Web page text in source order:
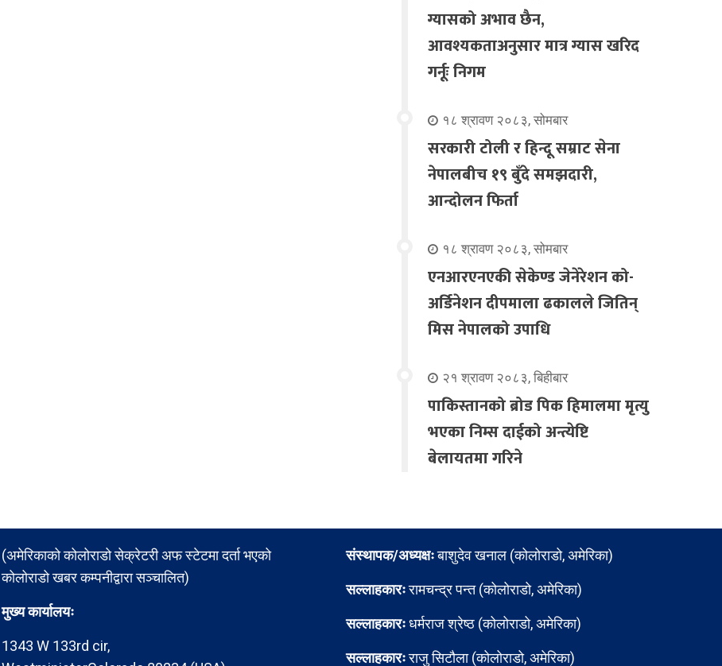
ग्यासको अभाव छैन,
आवश्यकताअनुसार मात्र ग्यास खरिद
गर्नूः निगम
१८ श्रावण २०८३, सोमबार
सरकारी टोली र हिन्दू सम्राट सेना
नेपालबीच १९ बुँदे समझदारी,
आन्दोलन फिर्ता
१८ श्रावण २०८३, सोमबार
एनआरएनएकी सेकेण्ड जेनेरेशन को-
अर्डिनेशन दीपमाला ढकालले जितिन्
मिस नेपालको उपाधि
२१ श्रावण २०८३, बिहीबार
पाकिस्तानको ब्रोड पिक हिमालमा मृत्यु
भएका निम्स दाईको अन्त्येष्टि
बेलायतमा गरिने
(अमेरिकाको कोलोराडो सेक्रेटरी अफ स्टेटमा दर्ता भएको
कोलोराडो खबर कम्पनीद्वारा सञ्चालित)
मुख्य कार्यालयः
1343 W 133rd cir,
संस्थापक/अध्यक्षःबाशुदेव खनाल (कोलोराडो, अमेरिका)
सल्लाहकारःरामचन्द्र पन्त (कोलोराडो, अमेरिका)
सल्लाहकारःधर्मराज श्रेष्ठ (कोलोराडो, अमेरिका)
सल्लाहकारःराजु सिटौला (कोलोराडो, अमेरिका)